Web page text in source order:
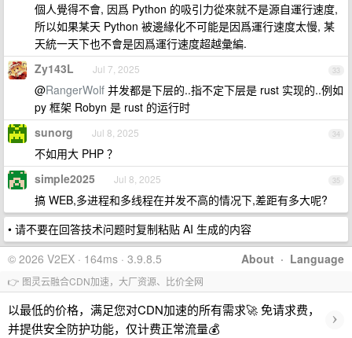
個人覺得不會, 因爲 Python 的吸引力從來就不是源自運行速度,
所以如果某天 Python 被邊緣化不可能是因爲運行速度太慢, 某
天統一天下也不會是因爲運行速度超越彙編.
33
Zy143L Jul 7, 2025
@RangerWolf 并发都是下层的..指不定下层是 rust 实现的..例如
py 框架 Robyn 是 rust 的运行时
34
sunorg Jul 8, 2025
不如用大 PHP ？
35
simple2025 Jul 8, 2025
搞 WEB,多进程和多线程在并发不高的情况下,差距有多大呢?
• 请不要在回答技术问题时复制粘贴 AI 生成的内容
About · Language
© 2026 V2EX · 164ms · 3.9.8.5
👉 图灵云融合CDN加速，大厂资源、比价全网
以最低的价格，满足您对CDN加速的所有需求🚀 免请求费，
并提供安全防护功能，仅计费正常流量💰
›